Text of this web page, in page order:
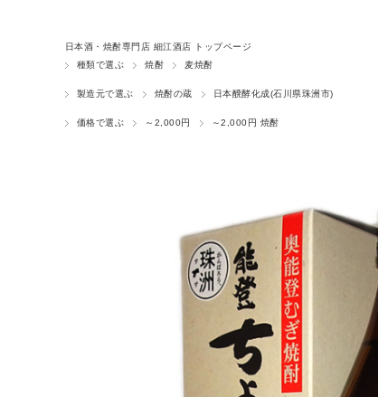
日本酒・焼酎専門店 細江酒店 トップページ
種類で選ぶ
焼酎 麦焼酎
製造元で選ぶ 焼酎の蔵 日本醗酵化成(石川県珠洲市)
価格で選ぶ ～2,000円 ～2,000円 焼酎